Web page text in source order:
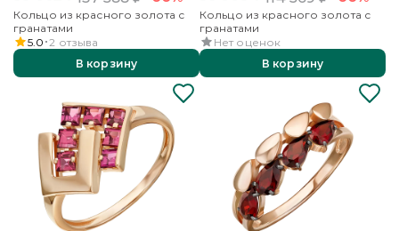
Кольцо из красного золота с
гранатами
5.0 2 отзыва
В корзину
Кольцо из красного золота с
гранатами
Нет оценок
В корзину